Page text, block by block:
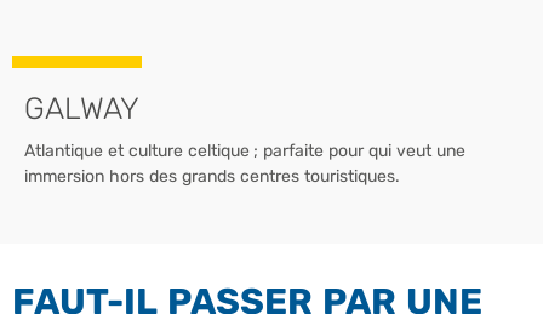
GALWAY
Atlantique et culture celtique ; parfaite pour qui veut une
immersion hors des grands centres touristiques.
FAUT-IL PASSER PAR UNE